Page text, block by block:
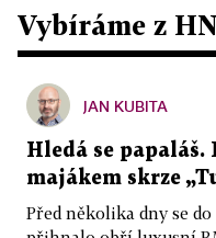
Vybíráme z HN
JAN KUBITA
Hledá se papaláš.
majákem skrze
Před několika dny se